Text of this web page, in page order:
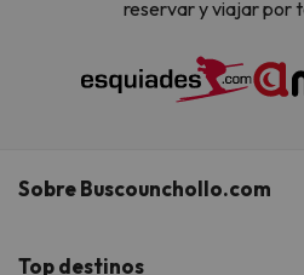
reservar y viajar por
Sobre Buscounchollo.com
¿Quiénes somos?
Top destinos